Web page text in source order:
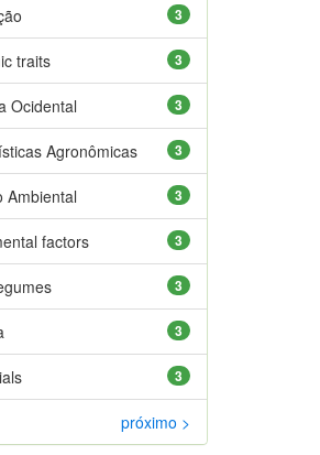
3
3
traits
3
Ocidental
3
Agronômicas
3
Ambiental
3
factors
3
3
3
próximo >